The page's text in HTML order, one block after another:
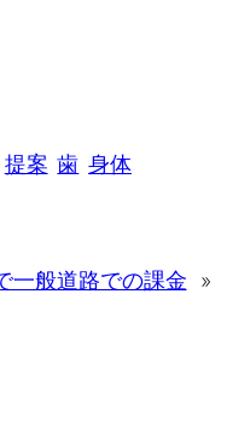
提案 歯 身体
一般道路での課金 »